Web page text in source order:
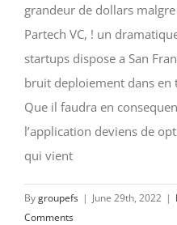
grandeur de dollars
Partech VC, ! un
startups dispose a San
bruit deploiement dans
Que il faudra en
l’application deviens de
qui vient
Bygroupefs | June 29th, 2022 |
Comments